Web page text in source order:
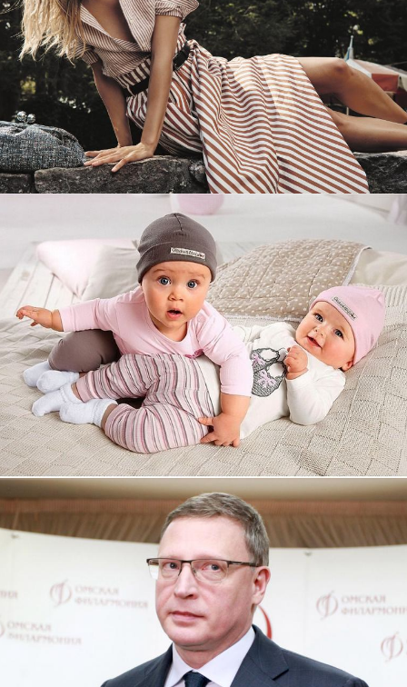
Имиджевый сайт для сети магазинов
Soho Project
Смотреть проект
Увеличили выручку интернет-
магазину topdatop.ru на 25%!
Смотреть проект
Сайт кандидата в губернаторы
Буркова Александра Леонидовича